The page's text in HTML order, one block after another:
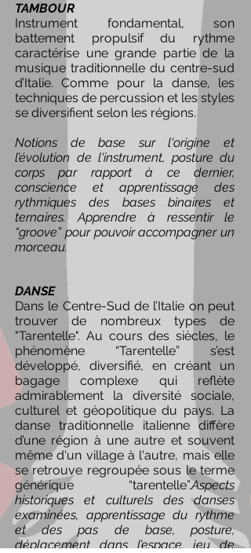
TAMBOUR
Instrument fondamental, son
battement propulsif du rythme
caractérise une grande partie de la
musique traditionnelle du centre-sud
d’Italie. Comme pour la danse, les
techniques de percussion et les styles
se diversifient selon les régions.
Notions de base sur l'origine et
l’évolution de l'instrument, posture du
corps par rapport à ce dernier,
conscience et apprentissage des
rythmiques des bases binaires et
ternaires. Apprendre à ressentir le
“groove” pour pouvoir accompagner un
morceau.
DANSE
Dans le Centre-Sud de l’Italie on peut
trouver de nombreux types de
"Tarentelle". Au cours des siècles, le
phénomène “Tarentelle” s’est
développé, diversifié, en créant un
bagage complexe qui reflète
admirablement la diversité sociale,
culturel et géopolitique du pays. La
danse traditionnelle italienne diffère
d’une région à une autre et souvent
même d'un village à l'autre, mais elle
se retrouve regroupée sous le terme
générique “tarentelle”.Aspects
historiques et culturels des danses
examinées, apprentissage du rythme
et des pas de base, posture,
déplacement dans l’espace, jeu de